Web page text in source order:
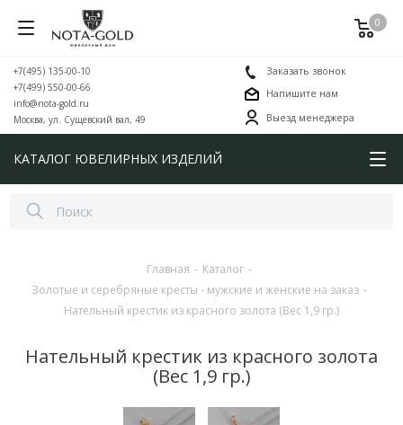
0
+7(495) 135-00-10
+7(499) 550-00-66
info@nota-gold.ru
Москва, ул. Сущевский вал, 49
Заказать звонок
Напишите нам
Выезд менеджера
КАТАЛОГ ЮВЕЛИРНЫХ ИЗДЕЛИЙ
Главная - Каталог -
Золотые и серебряные кресты - мужские и женские на заказ -
Нательный крестик из красного золота (Вес 1,9 гр.)
Нательный крестик из красного золота
(Вес 1,9 гр.)